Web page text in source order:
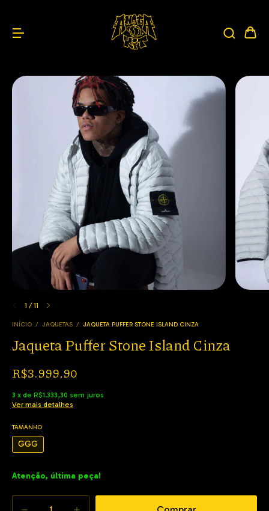
1 /11
INÍCIO / JAQUETAS / JAQUETA PUFFER STONE ISLAND CINZA
Jaqueta Puffer Stone Island Cinza
R$3.999,90
3 x de R$1.333,30 sem juros
Ver mais detalhes
TAMANHO
GGG
Atenção, última peça!